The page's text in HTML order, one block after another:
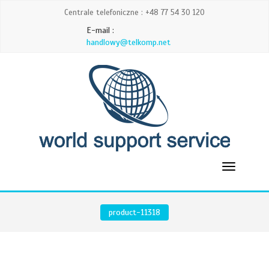
Centrale telefoniczne : +48 77 54 30 120
E-mail :
handlowy@telkomp.net
product-11318